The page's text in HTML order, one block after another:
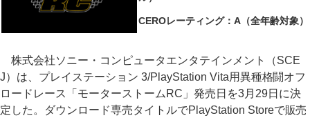
CEROレーティング：A（全年齢対象）
株式会社ソニー・コンピュータエンタテインメント（SCE
J）は、プレイステーション 3/PlayStation Vita用異種格闘オフ
ロードレース「モーターストームRC」発売日を3月29日に決
定した。ダウンロード専売タイトルでPlayStation Storeで販売